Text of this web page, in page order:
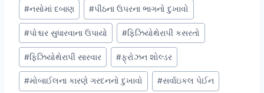
#નસોમાં દબાણ #પીઠના ઉપરના ભાગનો દુખાવો
#પોશ્ચર સુધારવાના ઉપાયો #ફિઝિયોથેરાપી કસરતો
#ફિઝિયોથેરાપી સારવાર #ફ્રોઝન શોલ્ડર
#મોબાઈલના કારણે ગરદનનો દુખાવો #સર્વાઇકલ પેઈન